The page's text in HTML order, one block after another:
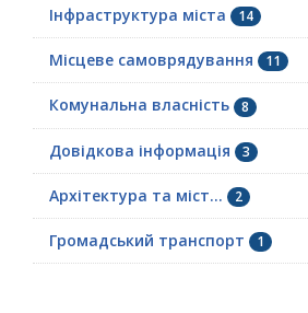
Інфраструктура міста 14
Місцеве самоврядування 11
Комунальна власність 8
Довідкова інформація 3
Архітектура та міст... 2
Громадський транспорт 1